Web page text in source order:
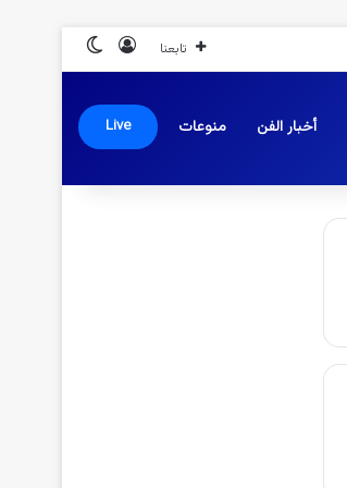
تابعنا تسجيل الدخول
أخبار الفن منوعات Live